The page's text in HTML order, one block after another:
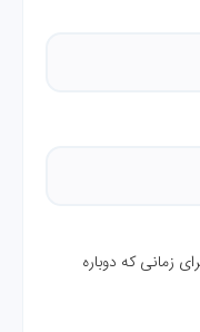
زمانی که دوباره